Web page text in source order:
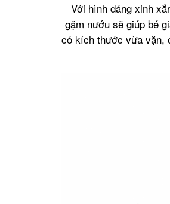
Với hình dáng xinh
gặm nướu sẽ giúp bé
có kích thước vừa vặn,